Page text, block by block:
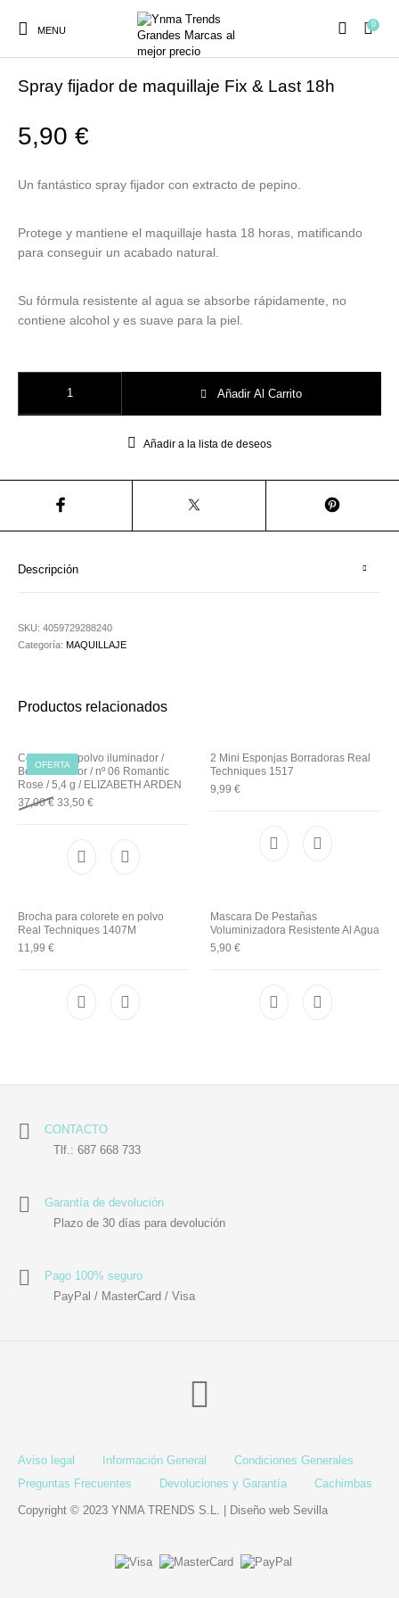
MENU
0
Decoración
AUSTRALIAN GOLD AUTOBRONCEADORES
COSMÉTICA
CURSOS
Peluquería
Spray fijador de maquillaje Fix & Last 18h
5,90€
Un fantástico spray fijador con extracto de pepino.
Protege y mantiene el maquillaje hasta 18 horas, matificando
para conseguir un acabado natural.
Su fórmula resistente al agua se absorbe rápidamente, no
contiene alcohol y es suave para la piel.
Añadir Al Carrito
Añadir a la lista de deseos
Descripción
SKU:4059729288240
Categoría:MAQUILLAJE
Productos relacionados
OFERTA
Colorete en polvo iluminador /
Beautiful color / nº 06 Romantic
Rose / 5,4 g / ELIZABETH ARDEN
37,00€ 33,50€
2 Mini Esponjas Borradoras Real
Techniques 1517
9,99 €
Brocha para colorete en polvo
Real Techniques 1407M
11,99€
Mascara De Pestañas
Voluminizadora Resistente Al Agua
5,90 €
CONTACTO
Tlf.: 687 668 733
Garantía de devolución
Plazo de 30 días para devolución
Pago 100% seguro
PayPal / MasterCard / Visa
Aviso legal Información General
Condiciones Generales
Preguntas Frecuentes
Devoluciones y Garantía
Cachimbas
Copyright © 2023 YNMA TRENDS S.L. | Diseño web Sevilla